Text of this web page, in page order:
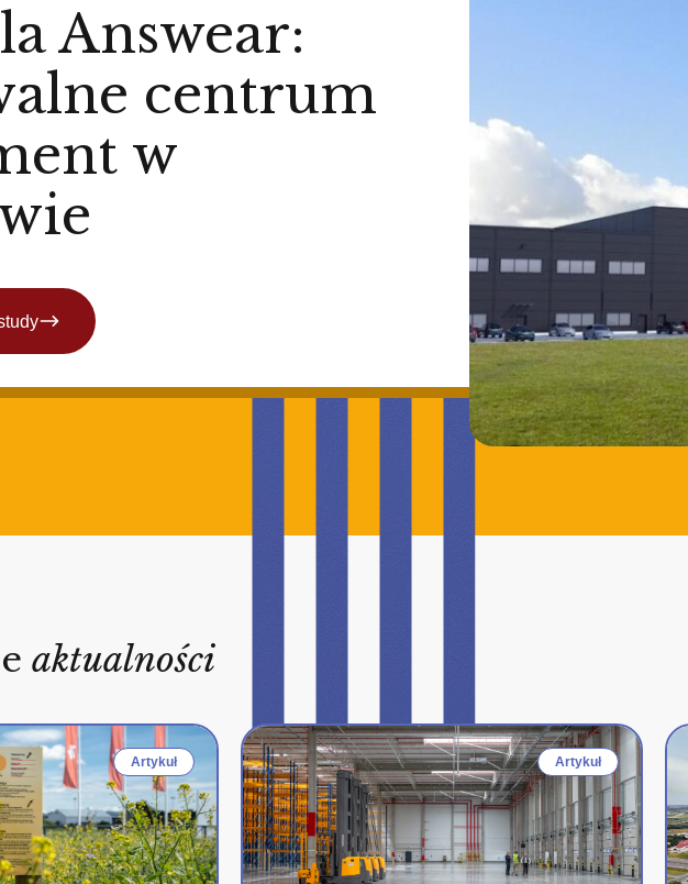
Answear:
centrum
w
aktualności
Artykuł Artykuł